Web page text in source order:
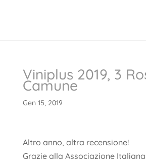
Viniplus 2019, 3
Camune
Gen 15, 2019
Altro anno, altra recensione!
Grazie alla Associazione